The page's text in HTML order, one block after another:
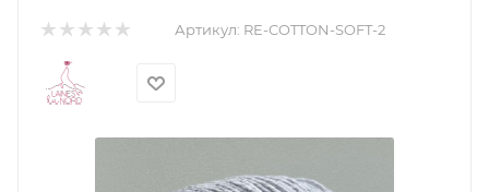
Артикул: RE-COTTON-SOFT-2